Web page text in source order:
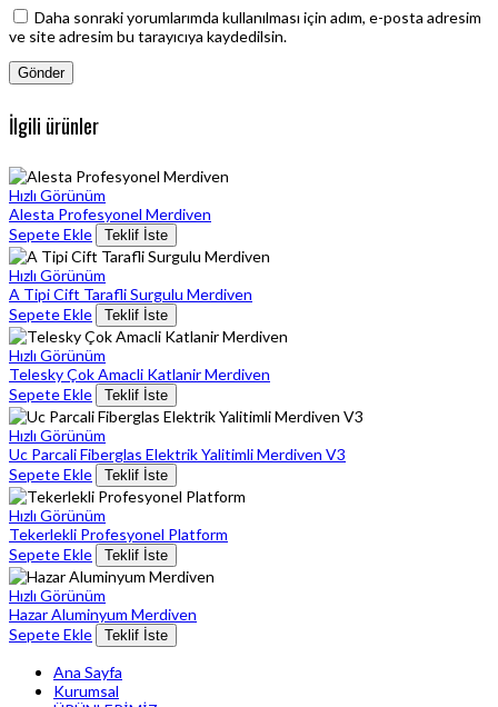
Daha sonraki yorumlarımda kullanılması için adım, e-posta adresim
ve site adresim bu tarayıcıya kaydedilsin.
İlgili ürünler
Hızlı Görünüm
Alesta Profesyonel Merdiven
Sepete Ekle
Teklif İste
Hızlı Görünüm
A Tipi Cift Tarafli Surgulu Merdiven
Sepete Ekle
Teklif İste
Hızlı Görünüm
Telesky Çok Amacli Katlanir Merdiven
Sepete Ekle
Teklif İste
Hızlı Görünüm
Uc Parcali Fiberglas Elektrik Yalitimli Merdiven V3
Sepete Ekle
Teklif İste
Hızlı Görünüm
Tekerlekli Profesyonel Platform
Sepete Ekle
Teklif İste
Hızlı Görünüm
Hazar Aluminyum Merdiven
Sepete Ekle
Teklif İste
Ana Sayfa
Kurumsal